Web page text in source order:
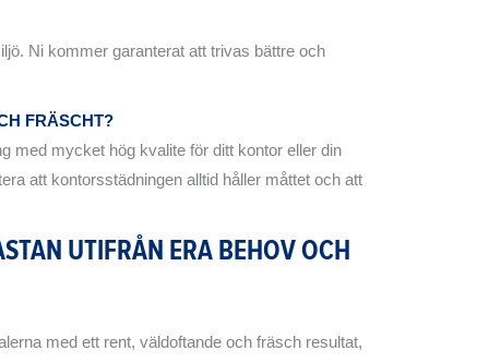
Ni kommer garanterat att trivas bättre och
FRÄSCHT?
med mycket hög kvalite för ditt kontor eller din
att kontorsstädningen alltid håller måttet och att
UTIFRÅN ERA BEHOV OCH
med ett rent, väldoftande och fräsch resultat,